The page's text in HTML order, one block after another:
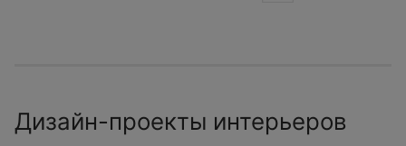
Дизайн-проекты интерьеров